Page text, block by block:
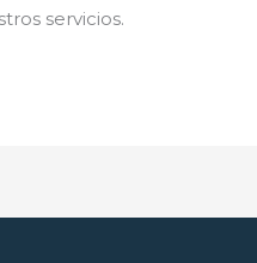
servicios.